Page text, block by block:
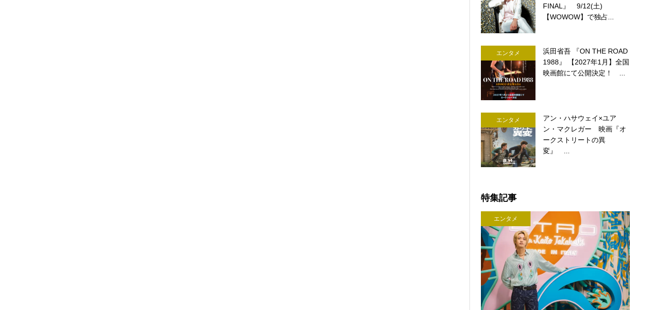
FINAL』 9/12(土)
【WOWOW】で独占...
エンタメ
浜田省吾 『ON THE ROAD
1988』 【2027年1月】全国
映画館にて公開決定！ ...
エンタメ
アン・ハサウェイ×ユア
ン・マクレガー 映画『オ
ークストリートの異
変』 ...
特集記事
エンタメ